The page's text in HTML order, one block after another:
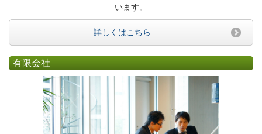
います。
詳しくはこちら
有限会社